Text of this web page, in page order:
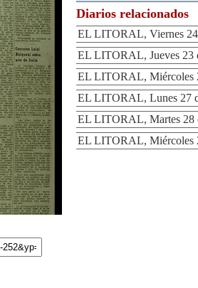
Diarios relacionados
EL LITORAL, Viernes 24
EL LITORAL, Jueves 23
EL LITORAL, Miércoles
EL LITORAL, Lunes 27
EL LITORAL, Martes 28
EL LITORAL, Miércoles